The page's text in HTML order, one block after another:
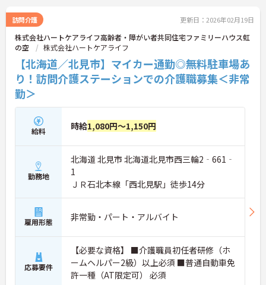
訪問介護 更新日：2026年02月19日
株式会社ハートケアライフ高齢者・障がい者共同住宅ファミリーハウス虹
の空
株式会社ハートケアライフ
【北海道／北見市】マイカー通勤◎無料駐車場あ
り！訪問介護ステーションでの介護職募集＜非常
勤＞
給料 時給1,080円～1,150円
勤務地
北海道 北見市 北海道北見市西三輪2‐661‐
1
ＪＲ石北本線「西北見駅」徒歩14分
雇用形態 非常勤・パート・アルバイト
応募要件
【必要な資格】 ■介護職員初任者研修（ホ
ームヘルパー2級）以上必須 ■普通自動車免
許一種（AT限定可） 必須